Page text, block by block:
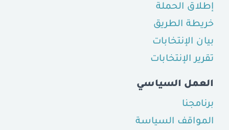
إطلاق الحملة
خريطة الطريق
بيان الإنتخابات
تقرير الإنتخابات
العمل السياسي
برنامجنا
المواقف السياسة